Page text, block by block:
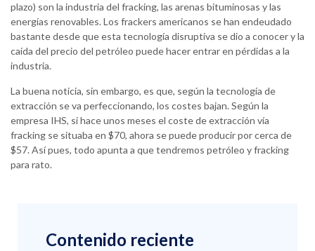
plazo) son la industria del fracking, las arenas bituminosas y las
energías renovables. Los frackers americanos se han endeudado
bastante desde que esta tecnología disruptiva se dio a conocer y la
caída del precio del petróleo puede hacer entrar en pérdidas a la
industria.
La buena noticia, sin embargo, es que, según la tecnología de
extracción se va perfeccionando, los costes bajan. Según la
empresa IHS, si hace unos meses el coste de extracción vía
fracking se situaba en $70, ahora se puede producir por cerca de
$57. Así pues, todo apunta a que tendremos petróleo y fracking
para rato.
Contenido reciente